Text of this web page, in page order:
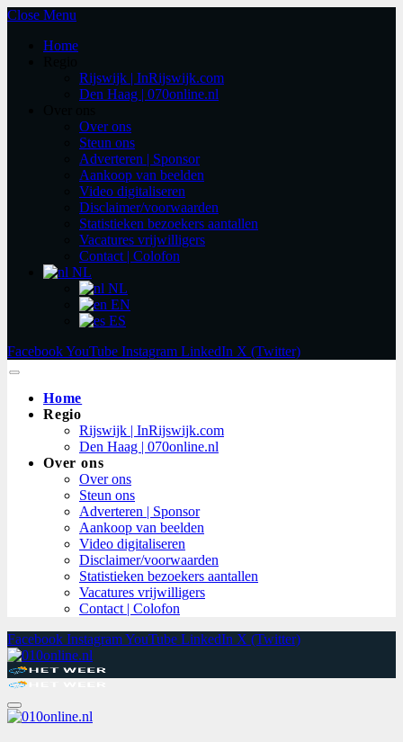
Close Menu
Home
Rijswijk | InRijswijk.com
Den Haag | 070online.nl
Over ons
Steun ons
Adverteren | Sponsor
Aankoop van beelden
Video digitaliseren
Disclaimer/voorwaarden
Statistieken bezoekers aantallen
Vacatures vrijwilligers
Contact | Colofon
NL
NL
EN
ES
FacebookYouTube Instagram LinkedIn X (Twitter)
Home
Regio
Rijswijk | InRijswijk.com
Den Haag | 070online.nl
Over ons
Over ons
Steun ons
Adverteren | Sponsor
Aankoop van beelden
Video digitaliseren
Disclaimer/voorwaarden
Statistieken bezoekers aantallen
Vacatures vrijwilligers
Contact | Colofon
Facebook InstagramYouTube LinkedIn X (Twitter)